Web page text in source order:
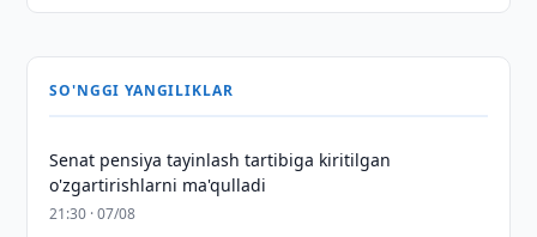
SO'NGGI YANGILIKLAR
Senat pensiya tayinlash tartibiga kiritilgan
o'zgartirishlarni ma'qulladi
21:30 · 07/08